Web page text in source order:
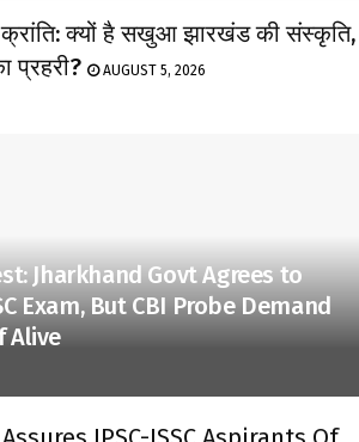
क्यों है सखुआ झारखंड की संस्कृति,
प्रहरी?
AUGUST 5, 2026
Jharkhand Govt Agrees to
Exam, But CBI Probe Demand
Alive